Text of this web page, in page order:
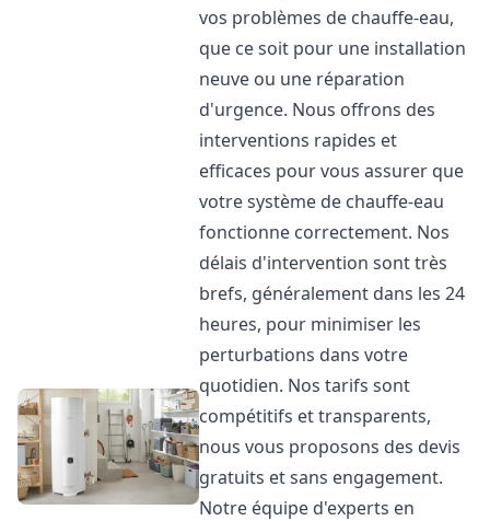
vos problèmes de chauffe-eau,
que ce soit pour une installation
neuve ou une réparation
d'urgence. Nous offrons des
interventions rapides et
efficaces pour vous assurer que
votre système de chauffe-eau
fonctionne correctement. Nos
délais d'intervention sont très
brefs, généralement dans les 24
heures, pour minimiser les
perturbations dans votre
quotidien. Nos tarifs sont
compétitifs et transparents,
nous vous proposons des devis
gratuits et sans engagement.
Notre équipe d'experts en